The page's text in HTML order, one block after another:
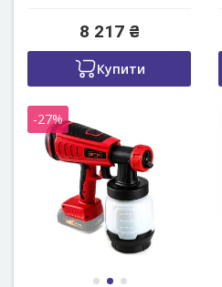
8 217 ₴
Купити
-27%